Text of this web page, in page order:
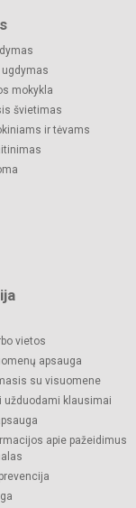
mokykla
švietimas
ir tėvams
vietos
apsauga
su visuomene
užduodami klausimai
apie pažeidimus